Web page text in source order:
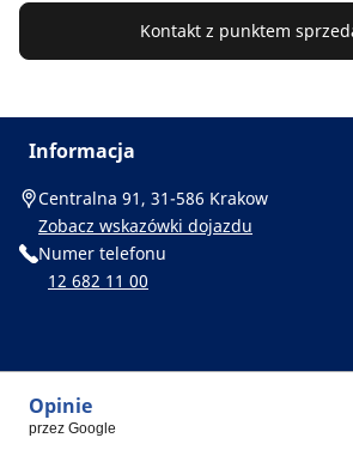
Kontakt z punktem
Informacja
Centralna 91, 31-586 Krakow
Zobacz wskazówki dojazdu
Numer telefonu
12 682 11 00
Opinie
przez Google